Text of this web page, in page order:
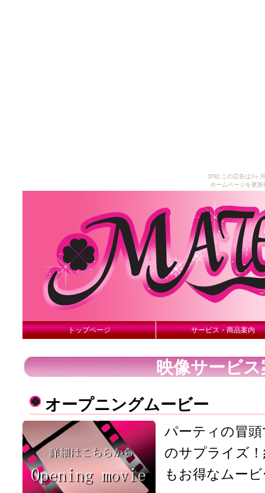
[PR] この広告は3ヶ
ホームページを更
トップページ サービス・商品案内
映像サービス
オープニングムービー
パーティの冒
のサプライズ
もお得なムー